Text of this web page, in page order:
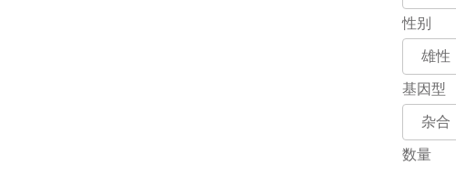
性别
基因型
数量